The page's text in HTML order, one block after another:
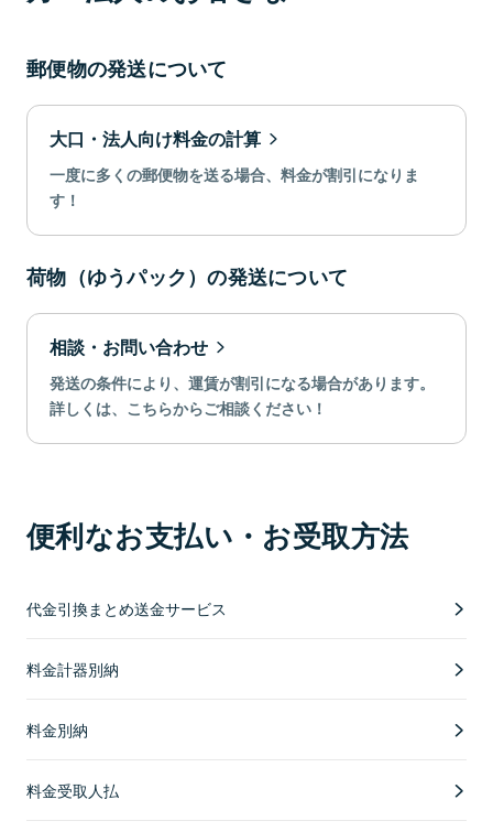
郵便物の発送について
大口・法人向け料金の計算
一度に多くの郵便物を送る場合、料金が割引になりま
す！
荷物（ゆうパック）の発送について
相談・お問い合わせ
発送の条件により、運賃が割引になる場合があります。
詳しくは、こちらからご相談ください！
便利なお支払い・お受取方法
代金引換まとめ送金サービス
料金計器別納
料金別納
料金受取人払